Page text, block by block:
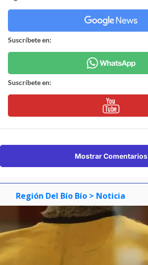
Suscríbete en:
Suscríbete en:
Mostrar Comentarios
Región Del Bío Bío > Noticia